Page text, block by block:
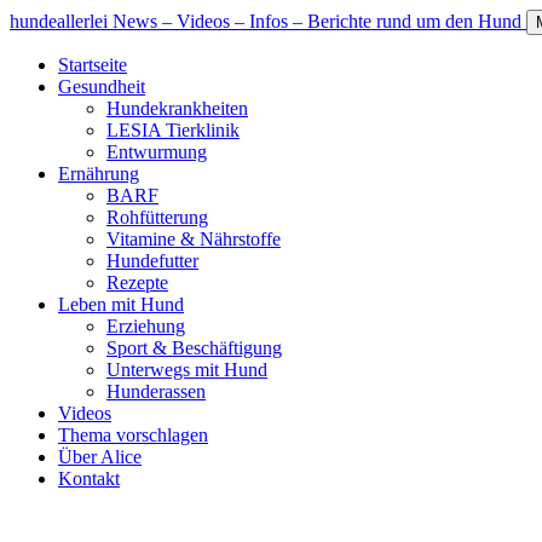
hundeallerlei News – Videos – Infos – Berichte rund um den Hund
Startseite
Gesundheit
Hundekrankheiten
LESIA Tierklinik
Entwurmung
Ernährung
BARF
Rohfütterung
Vitamine & Nährstoffe
Hundefutter
Rezepte
Leben mit Hund
Erziehung
Sport & Beschäftigung
Unterwegs mit Hund
Hunderassen
Videos
Thema vorschlagen
Über Alice
Kontakt